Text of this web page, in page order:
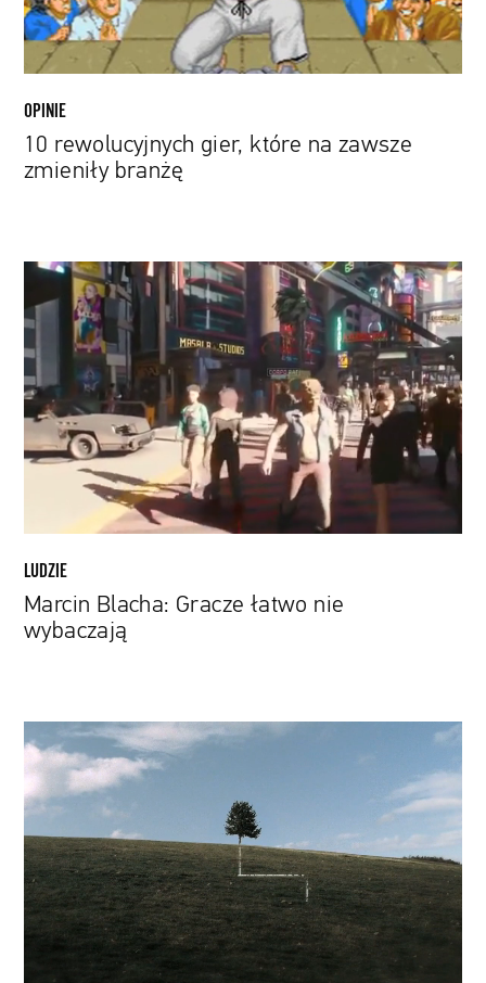
OPINIE
10 rewolucyjnych gier, które na zawsze
zmieniły branżę
Marcin
Blacha:
Gracze
łatwo
nie
wybaczają
LUDZIE
Marcin Blacha: Gracze łatwo nie
wybaczają
które
telewizję